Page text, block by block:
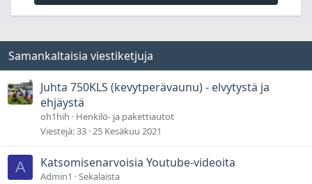
Samankaltaisia viestiketjuja
Juhta 750KLS (kevytperävaunu) - elvytystä ja
ehjäystä
oh1hih
Henkilö- ja pakettiautot
Viestejä 33 25 Kesäkuu 2021
A Katsomisenarvoisia Youtube-videoita
Admin1
Sekalaista